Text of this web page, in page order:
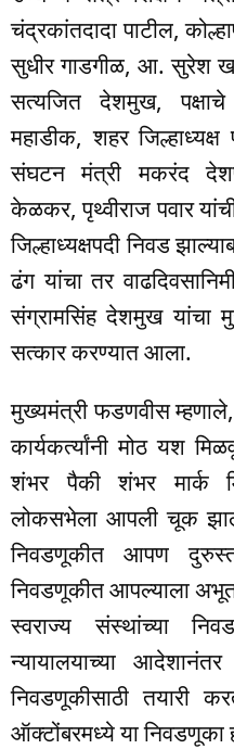
चंद्रकांतदादा पाटील,
सुधीर गाडगीळ, आ. सुरेश
सत्यजित देशमुख, पक्षाचे
महाडीक, शहर
संघटन मंत्री मकरंद
केळकर, पृथ्वीराज पवार
जिल्हाध्यक्षपदी निवड
ढंग यांचा तर
संग्रामसिंह देशमुख यांचा
सत्कार करण्यात आला.
मुख्यमंत्री फडणवीस म्हणाले,
कार्यकर्त्यांनी मोठ यश
शंभर पैकी शंभर मार्क
लोकसभेला आपली चूक
निवडणूकीत आपण
निवडणूकीत आपल्याला
स्वराज्य संस्थांच्या
न्यायालयाच्या
निवडणूकीसाठी तयारी
ऑक्टोंबरमध्ये या निवडणूका